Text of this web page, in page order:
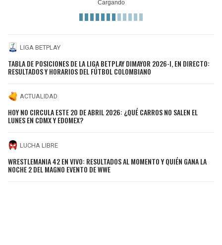
LIGA BETPLAY
TABLA DE POSICIONES DE LA LIGA BETPLAY DIMAYOR 2026-I, EN DIRECTO:
RESULTADOS Y HORARIOS DEL FÚTBOL COLOMBIANO
ACTUALIDAD
HOY NO CIRCULA ESTE 20 DE ABRIL 2026: ¿QUÉ CARROS NO SALEN EL
LUNES EN CDMX Y EDOMEX?
LUCHA LIBRE
WRESTLEMANIA 42 EN VIVO: RESULTADOS AL MOMENTO Y QUIÉN GANA LA
NOCHE 2 DEL MAGNO EVENTO DE WWE